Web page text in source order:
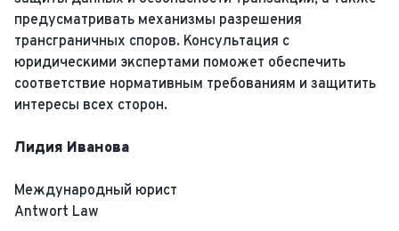
предусматривать механизмы разрешения
трансграничных споров. Консультация с
юридическими экспертами поможет обеспечить
соответствие нормативным требованиям и защитить
интересы всех сторон.
Лидия Иванова
Международный юрист
Antwort Law